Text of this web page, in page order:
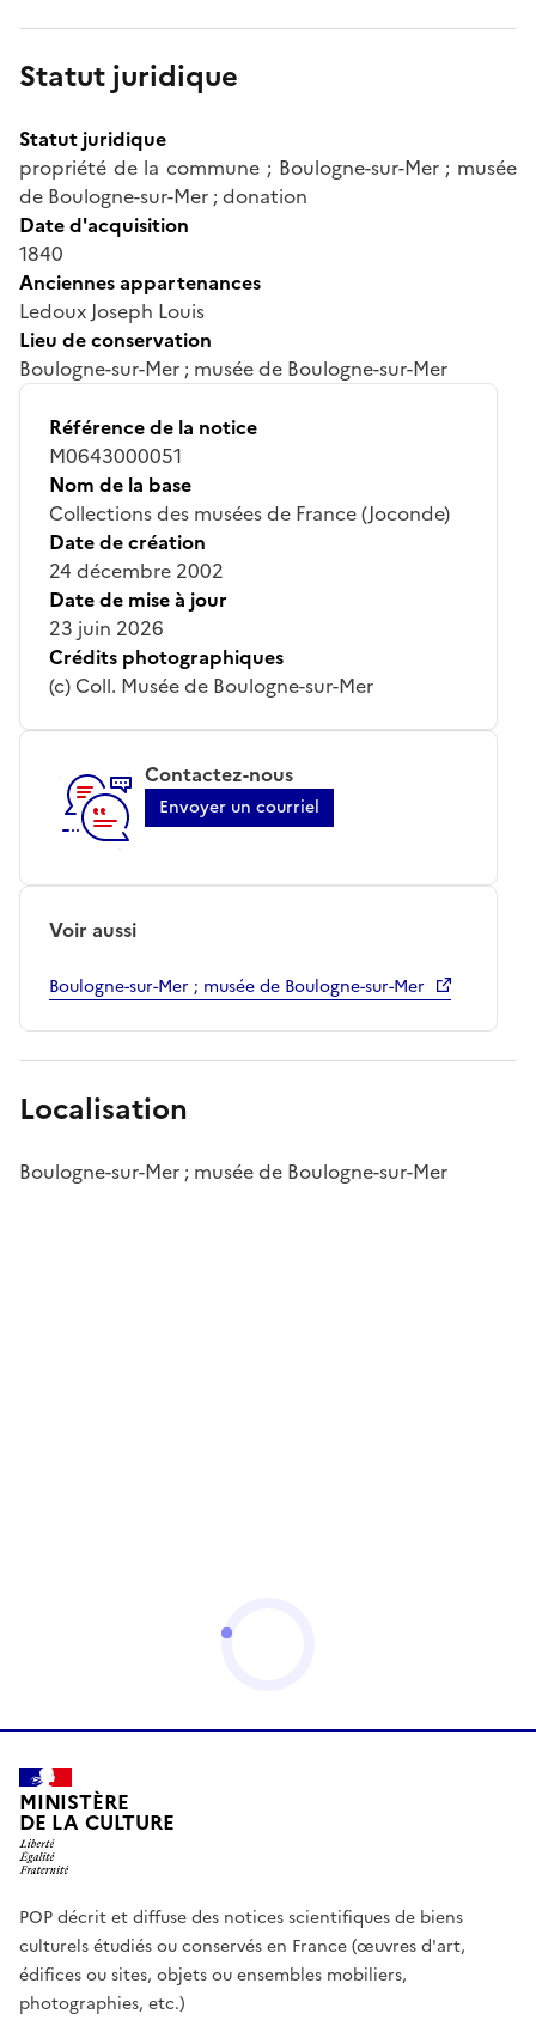
Statut juridique
Statut juridique
propriété de la commune ; Boulogne-sur-Mer ; musée
de Boulogne-sur-Mer ; donation
Date d'acquisition
1840
Anciennes appartenances
Ledoux Joseph Louis
Lieu de conservation
Boulogne-sur-Mer ; musée de Boulogne-sur-Mer
Référence de la notice
M0643000051
Nom de la base
Collections des musées de France (Joconde)
Date de création
24 décembre 2002
Date de mise à jour
23 juin 2026
Crédits photographiques
(c) Coll. Musée de Boulogne-sur-Mer
Contactez-nous
Envoyer un courriel
Voir aussi
Boulogne-sur-Mer ; musée de Boulogne-sur-Mer
Localisation
Boulogne-sur-Mer ; musée de Boulogne-sur-Mer
MINISTÈRE
DE LA CULTURE
POP décrit et diffuse des notices scientifiques de biens
culturels étudiés ou conservés en France (œuvres d'art,
édifices ou sites, objets ou ensembles mobiliers,
photographies, etc.)